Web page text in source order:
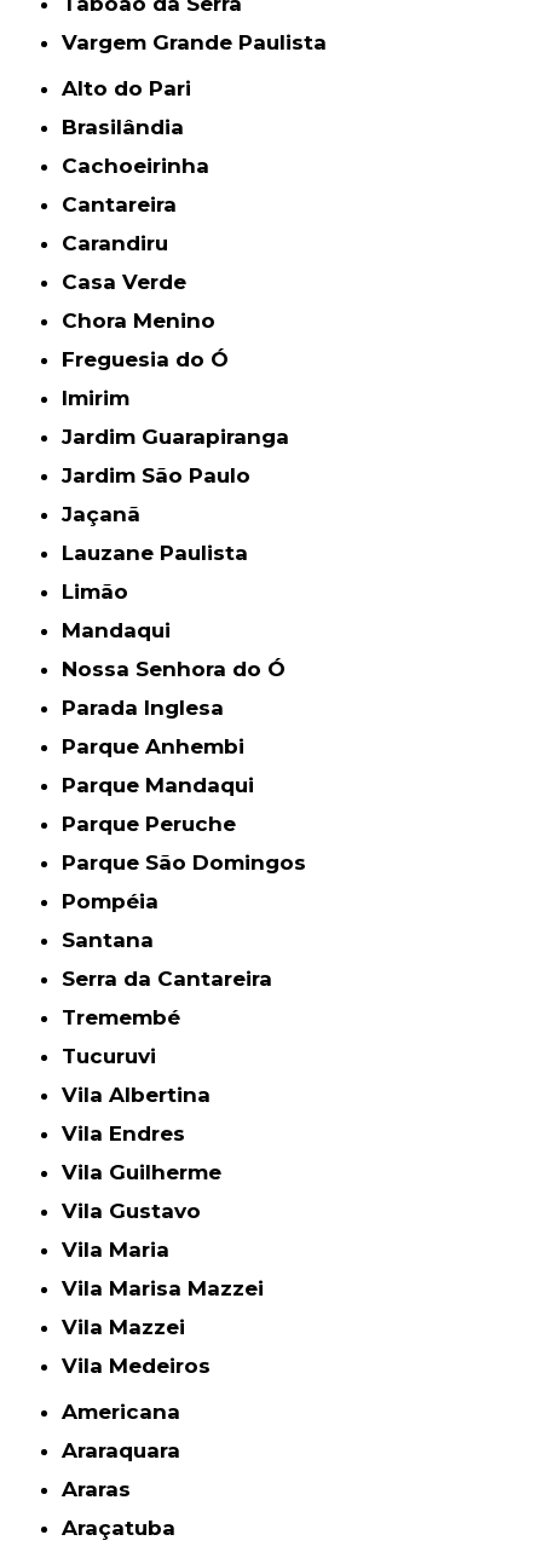
Vargem Grande Paulista
Alto do Pari
Brasilândia
Cachoeirinha
Cantareira
Carandiru
Casa Verde
Chora Menino
Freguesia do Ó
Imirim
Jardim Guarapiranga
Jardim São Paulo
Jaçanã
Lauzane Paulista
Limão
Mandaqui
Nossa Senhora do Ó
Parada Inglesa
Parque Anhembi
Parque Mandaqui
Parque Peruche
Parque São Domingos
Pompéia
Santana
Serra da Cantareira
Tremembé
Tucuruvi
Vila Albertina
Vila Endres
Vila Guilherme
Vila Gustavo
Vila Maria
Vila Marisa Mazzei
Vila Mazzei
Vila Medeiros
Americana
Araraquara
Araras
Araçatuba